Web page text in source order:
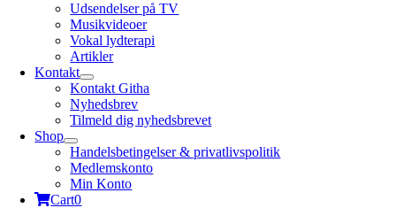
Udsendelser på TV
Musikvideoer
Vokal lydterapi
Artikler
Kontakt
Kontakt Githa
Nyhedsbrev
Tilmeld dig nyhedsbrevet
Shop
Handelsbetingelser & privatlivspolitik
Medlemskonto
Min Konto
Cart0